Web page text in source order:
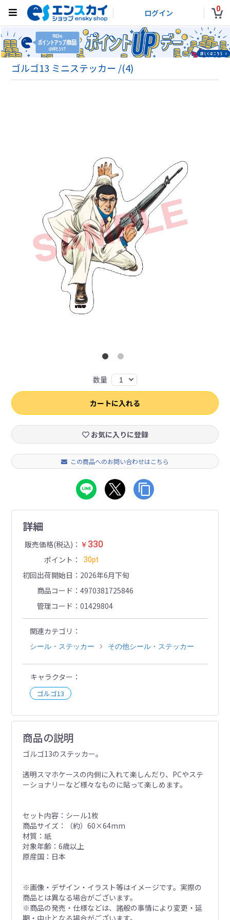
ログイン 0
ゴルゴ13 ミニステッカー /(4)
数量 1
カートに入れる
お気に入りに登録
この商品へのお問い合わせはこちら
詳細
販売価格(税込) ￥ 330
ポイント 30pt
初回出荷開始日
2026年6月下旬
商品コード
4970381725846
管理コード
01429804
関連カテゴリ
シール・ステッカー その他シール・ステッカー
キャラクター
ゴルゴ13
商品の説明
ゴルゴ13のステッカー。
透明スマホケースの内側に入れて楽しんだり、PCやステ
ーショナリーなど様々なものに貼って楽しめます。
セット内容：シール1枚
商品サイズ：（約）60×64mm
材質：紙
対象年齢：6歳以上
原産国：日本
※画像・デザイン・イラスト等はイメージです。実際の
商品とは異なる場合がございます。
※商品の発売・仕様などは、諸般の事情により変更・延
期・中止となる場合がございます。